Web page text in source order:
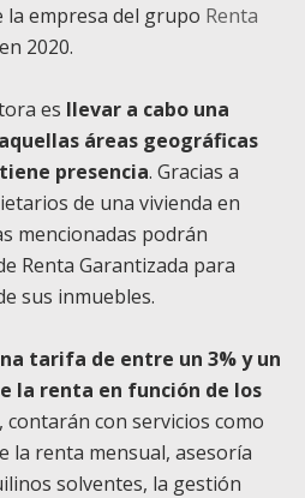
la empresa del grupo Renta
2020.
es llevar a cabo una
áreas geográficas
presencia. Gracias a
de una vivienda en
mencionadas podrán
Renta Garantizada para
sus inmuebles.
tarifa de entre un 3% y un
la renta en función de los
, contarán con servicios como
la renta mensual, asesoría
solventes, la gestión